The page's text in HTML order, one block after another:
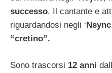
successo. Il cantante e
riguardandosi negli ‘ Nsync
“cretino”.
Sono trascorsi 12 anni